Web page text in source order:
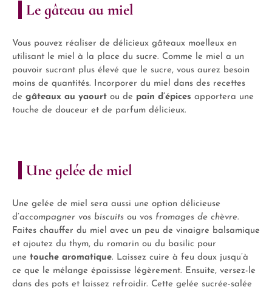
Le gâteau au miel
Vous pouvez réaliser de délicieux gâteaux moelleux en
utilisant le miel à la place du sucre. Comme le miel a un
pouvoir sucrant plus élevé que le sucre, vous aurez besoin
moins de quantités. Incorporer du miel dans des recettes
de gâteaux au yaourt ou de pain d’épices apportera une
touche de douceur et de parfum délicieux.
Une gelée de miel
Une gelée de miel sera aussi une option délicieuse
d’accompagner vos biscuits ou vos fromages de chèvre.
Faites chauffer du miel avec un peu de vinaigre balsamique
et ajoutez du thym, du romarin ou du basilic pour
une touche aromatique. Laissez cuire à feu doux jusqu’à
ce que le mélange épaississe légèrement. Ensuite, versez-le
dans des pots et laissez refroidir. Cette gelée sucrée-salée